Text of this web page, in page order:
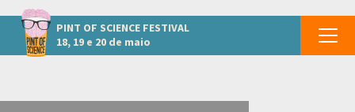
PINT OF SCIENCE FESTIVAL
18, 19 e 20 de maio
Outros eventos em Cambé